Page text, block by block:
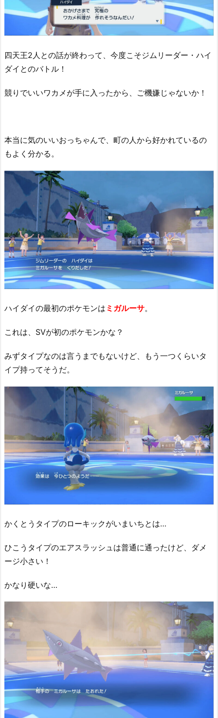
四天王2人との話が終わって、今度こそジムリーダー・ハイ
ダイとのバトル！
競りでいいワカメが手に入ったから、ご機嫌じゃないか！
本当に気のいいおっちゃんで、町の人から好かれているの
もよく分かる。
ハイダイの最初のポケモンは ミガルーサ。
これは、SVが初のポケモンかな？
みずタイプなのは言うまでもないけど、もう一つくらいタ
イプ持ってそうだ。
かくとうタイプのローキックがいまいちとは…
ひこうタイプのエアスラッシュは普通に通ったけど、ダメ
ージ小さい！
かなり硬いな…